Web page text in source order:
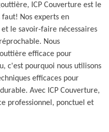
ICP Couverture est le
Nos experts en
le savoir-faire nécessaires
Nous
efficace pour
c'est pourquoi nous utilisons
efficaces pour
Avec ICP Couverture,
professionnel, ponctuel et